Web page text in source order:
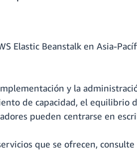
Elastic Beanstalk en Asia-
y la
de capacidad, el equilibrio
pueden centrarse en
que se ofrecen, consulte